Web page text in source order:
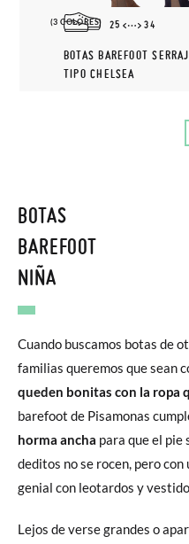
(3 COLORES) 25 34
BOTAS BAREFOOT
TIPO CHELSEA
BOTAS
BAREFOOT
NIÑA
Cuando buscamos botas de
familias queremos que sean
queden bonitas con la ropa
barefoot de Pisamonas
horma ancha para que el pie
deditos no se rocen, pero
genial con leotardos y
Lejos de verse grandes o